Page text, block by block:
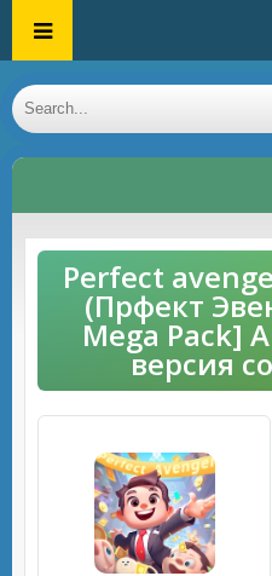
Perfect
(Прфект
Mega Pack]
версия